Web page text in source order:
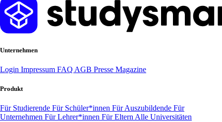
Unternehmen
Login Impressum FAQ AGB Presse Magazine
Produkt
Für Studierende Für Schüler*innen Für Auszubildende Für
Unternehmen Für Lehrer*innen Für Eltern Alle Universitäten